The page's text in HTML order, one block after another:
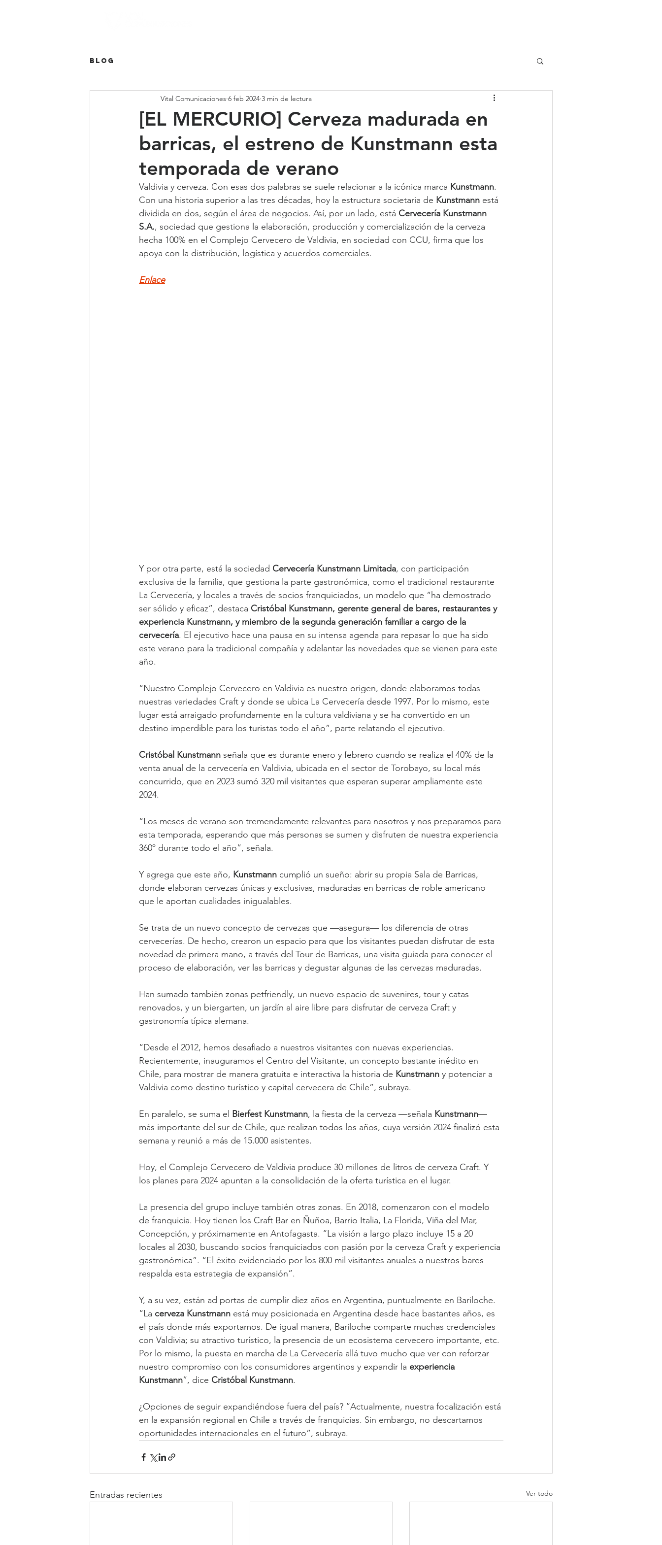
Blog
[EL MERCURIO] Cerveza madurada en
barricas, el estreno de Kunstmann esta
temporada de verano
Vital Comunicaciones 6 feb 2024 3 min de lectura
Valdivia y cerveza. Con esas dos palabras se suele relacionar a la icónica marca Kunstmann.
Con una historia superior a las tres décadas, hoy la estructura societaria de Kunstmann está
dividida en dos, según el área de negocios. Así, por un lado, está Cervecería Kunstmann
S.A., sociedad que gestiona la elaboración, producción y comercialización de la cerveza
hecha 100% en el Complejo Cervecero de Valdivia, en sociedad con CCU, firma que los
apoya con la distribución, logística y acuerdos comerciales.
Enlace
Y por otra parte, está la sociedad Cervecería Kunstmann Limitada, con participación
exclusiva de la familia, que gestiona la parte gastronómica, como el tradicional restaurante
La Cervecería, y locales a través de socios franquiciados, un modelo que “ha demostrado
ser sólido y eficaz”, destaca Cristóbal Kunstmann, gerente general de bares, restaurantes y
experiencia Kunstmann, y miembro de la segunda generación familiar a cargo de la
cervecería. El ejecutivo hace una pausa en su intensa agenda para repasar lo que ha sido
este verano para la tradicional compañía y adelantar las novedades que se vienen para este
año.
“Nuestro Complejo Cervecero en Valdivia es nuestro origen, donde elaboramos todas
nuestras variedades Craft y donde se ubica La Cervecería desde 1997. Por lo mismo, este
lugar está arraigado profundamente en la cultura valdiviana y se ha convertido en un
destino imperdible para los turistas todo el año”, parte relatando el ejecutivo.
Cristóbal Kunstmann señala que es durante enero y febrero cuando se realiza el 40% de la
venta anual de la cervecería en Valdivia, ubicada en el sector de Torobayo, su local más
concurrido, que en 2023 sumó 320 mil visitantes que esperan superar ampliamente este
2024.
“Los meses de verano son tremendamente relevantes para nosotros y nos preparamos para
esta temporada, esperando que más personas se sumen y disfruten de nuestra experiencia
360º durante todo el año”, señala.
Y agrega que este año, Kunstmann cumplió un sueño: abrir su propia Sala de Barricas,
donde elaboran cervezas únicas y exclusivas, maduradas en barricas de roble americano
que le aportan cualidades inigualables.
Se trata de un nuevo concepto de cervezas que —asegura— los diferencia de otras
cervecerías. De hecho, crearon un espacio para que los visitantes puedan disfrutar de esta
novedad de primera mano, a través del Tour de Barricas, una visita guiada para conocer el
proceso de elaboración, ver las barricas y degustar algunas de las cervezas maduradas.
Han sumado también zonas petfriendly, un nuevo espacio de suvenires, tour y catas
renovados, y un biergarten, un jardín al aire libre para disfrutar de cerveza Craft y
gastronomía típica alemana.
“Desde el 2012, hemos desafiado a nuestros visitantes con nuevas experiencias.
Recientemente, inauguramos el Centro del Visitante, un concepto bastante inédito en
Chile, para mostrar de manera gratuita e interactiva la historia de Kunstmann y potenciar a
Valdivia como destino turístico y capital cervecera de Chile”, subraya.
En paralelo, se suma el Bierfest Kunstmann, la fiesta de la cerveza —señala Kunstmann—
más importante del sur de Chile, que realizan todos los años, cuya versión 2024 finalizó esta
semana y reunió a más de 15.000 asistentes.
Hoy, el Complejo Cervecero de Valdivia produce 30 millones de litros de cerveza Craft. Y
los planes para 2024 apuntan a la consolidación de la oferta turística en el lugar.
La presencia del grupo incluye también otras zonas. En 2018, comenzaron con el modelo
de franquicia. Hoy tienen los Craft Bar en Ñuñoa, Barrio Italia, La Florida, Viña del Mar,
Concepción, y próximamente en Antofagasta. “La visión a largo plazo incluye 15 a 20
locales al 2030, buscando socios franquiciados con pasión por la cerveza Craft y experiencia
gastronómica”. “El éxito evidenciado por los 800 mil visitantes anuales a nuestros bares
respalda esta estrategia de expansión”.
Y, a su vez, están ad portas de cumplir diez años en Argentina, puntualmente en Bariloche.
“La cerveza Kunstmann está muy posicionada en Argentina desde hace bastantes años, es
el país donde más exportamos. De igual manera, Bariloche comparte muchas credenciales
con Valdivia; su atractivo turístico, la presencia de un ecosistema cervecero importante, etc.
Por lo mismo, la puesta en marcha de La Cervecería allá tuvo mucho que ver con reforzar
nuestro compromiso con los consumidores argentinos y expandir la experiencia
Kunstmann”, dice Cristóbal Kunstmann.
¿Opciones de seguir expandiéndose fuera del país? “Actualmente, nuestra focalización está
en la expansión regional en Chile a través de franquicias. Sin embargo, no descartamos
oportunidades internacionales en el futuro”, subraya.
Entradas recientes Ver todo